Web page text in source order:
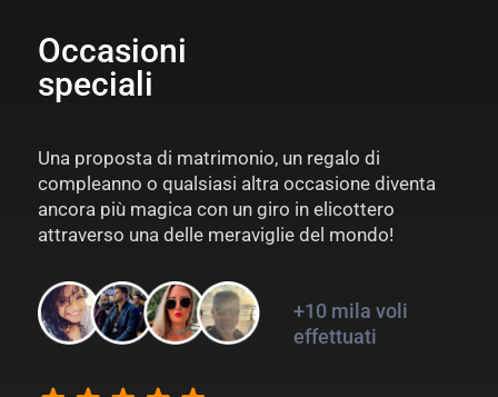
Occasioni
speciali
Una proposta di matrimonio, un regalo di
compleanno o qualsiasi altra occasione diventa
ancora più magica con un giro in elicottero
attraverso una delle meraviglie del mondo!
+10 mila voli
effettuati